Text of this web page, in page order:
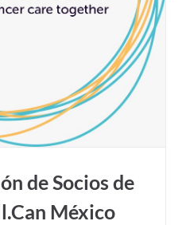
de Socios de
México